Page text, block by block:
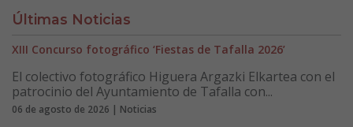
Últimas Noticias
XIII Concurso fotográfico ‘Fiestas de Tafalla 2026’
El colectivo fotográfico Higuera Argazki Elkartea con el
patrocinio del Ayuntamiento de Tafalla con...
06 de agosto de 2026 | Noticias